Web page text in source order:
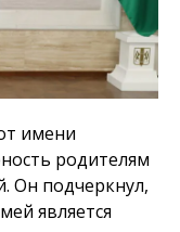
имени
родителям
Он подчеркнул,
является